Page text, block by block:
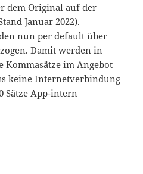
dem Original auf der
Januar 2022).
nun per default über
Damit werden in
Kommasätze im Angebot
keine Internetverbindung
Sätze App-intern